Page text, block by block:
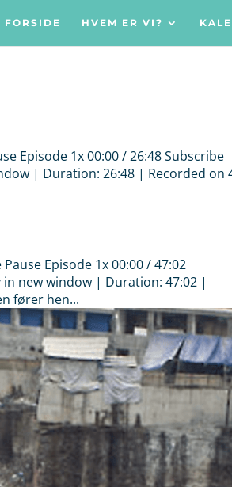
FORSIDE HVEM ER VI?
Episode 1x 00:00 / 26:48 Subscribe
| Duration: 26:48 | Recorded on
Episode 1x 00:00 / 47:02
in new window | Duration: 47:02 |
fører hen...